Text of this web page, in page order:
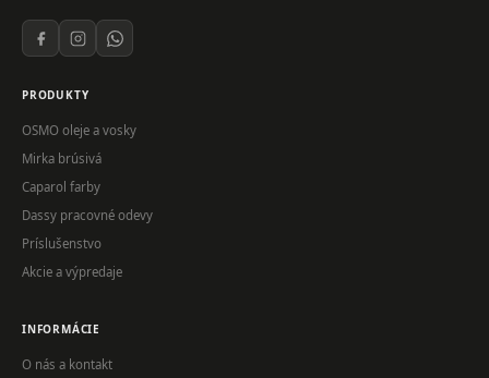
PRODUKTY
OSMO oleje a vosky
Mirka brúsivá
Caparol farby
Dassy pracovné odevy
Príslušenstvo
Akcie a výpredaje
INFORMÁCIE
O nás a kontakt